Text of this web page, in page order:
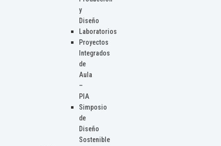
y
Diseño
Laboratorios
Proyectos
Integrados
de
Aula
–
PIA
Simposio
de
Diseño
Sostenible